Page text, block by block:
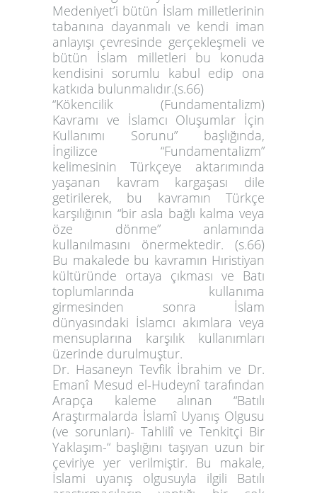
Medeniyet’i bütün İslam milletlerinin
tabanına dayanmalı ve kendi iman
anlayışı çevresinde gerçekleşmeli ve
bütün İslam milletleri bu konuda
kendisini sorumlu kabul edip ona
katkıda bulunmalıdır.(s.66)
“Kökencilik (Fundamentalizm)
Kavramı ve İslamcı Oluşumlar İçin
Kullanımı Sorunu” başlığında,
İngilizce “Fundamentalizm”
kelimesinin Türkçeye aktarımında
yaşanan kavram kargaşası dile
getirilerek, bu kavramın Türkçe
karşılığının “bir asla bağlı kalma veya
öze dönme” anlamında
kullanılmasını önermektedir. (s.66)
Bu makalede bu kavramın Hıristiyan
kültüründe ortaya çıkması ve Batı
toplumlarında kullanıma
girmesinden sonra İslam
dünyasındaki İslamcı akımlara veya
mensuplarına karşılık kullanımları
üzerinde durulmuştur.
Dr. Hasaneyn Tevfik İbrahim ve Dr.
Emanî Mesud el-Hudeynî tarafından
Arapça kaleme alınan “Batılı
Araştırmalarda İslamî Uyanış Olgusu
(ve sorunları)- Tahlilî ve Tenkitçi Bir
Yaklaşım-“ başlığını taşıyan uzun bir
çeviriye yer verilmiştir. Bu makale,
İslami uyanış olgusuyla ilgili Batılı